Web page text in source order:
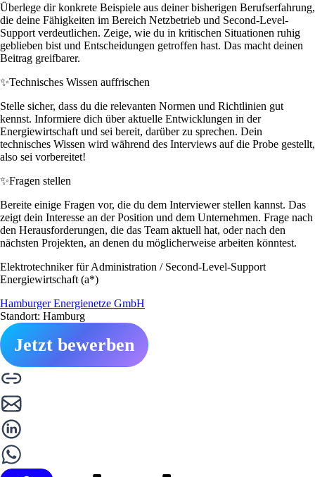
Überlege dir konkrete Beispiele aus deiner bisherigen Berufserfahrung,
die deine Fähigkeiten im Bereich Netzbetrieb und Second-Level-
Support verdeutlichen. Zeige, wie du in kritischen Situationen ruhig
geblieben bist und Entscheidungen getroffen hast. Das macht deinen
Beitrag greifbarer.
✨Technisches Wissen auffrischen
Stelle sicher, dass du die relevanten Normen und Richtlinien gut
kennst. Informiere dich über aktuelle Entwicklungen in der
Energiewirtschaft und sei bereit, darüber zu sprechen. Dein
technisches Wissen wird während des Interviews auf die Probe gestellt,
also sei vorbereitet!
✨Fragen stellen
Bereite einige Fragen vor, die du dem Interviewer stellen kannst. Das
zeigt dein Interesse an der Position und dem Unternehmen. Frage nach
den Herausforderungen, die das Team aktuell hat, oder nach den
nächsten Projekten, an denen du möglicherweise arbeiten könntest.
Elektrotechniker für Administration / Second-Level-Support
Energiewirtschaft (a*)
Hamburger Energienetze GmbH
Standort: Hamburg
Jetzt bewerben